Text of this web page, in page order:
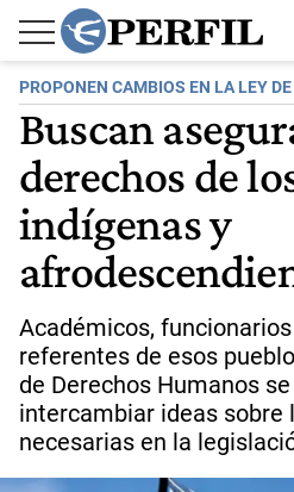
PROPONEN CAMBIOS EN LA LEY
Buscan
derechos de
indígenas y
Académicos,
referentes de esos
de Derechos Humanos
intercambiar ideas sobre
necesarias en la